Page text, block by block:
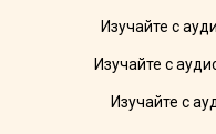
Изучайте с
Изучайте с
Изучайте с